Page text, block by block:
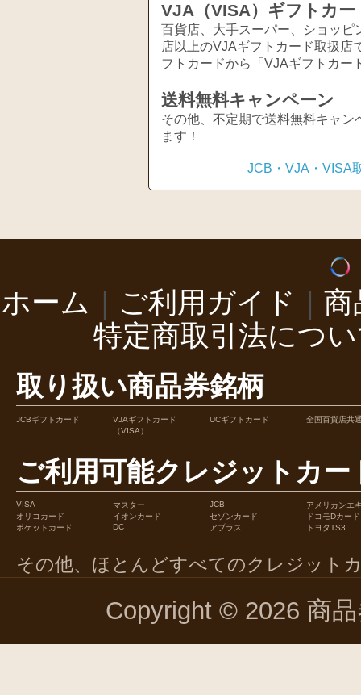
VJA（VISA）ギフトカー
百貨店、大手スーパー、ショッ
店以上のVJAギフトカード取扱店
フトカードから「VJAギフトカー
送料無料キャンペーン
その他、不定期で送料無料キャ
ます！
JCB・VJA・VISA
ホーム ご利用ガイド
商
特定商取引法につ
取り扱い商品券銘柄
JCBギフトカード
VJAギフトカード
（VISA）
UCギフトカード 全国百貨店共
ご利用可能クレジットカー
VISA マスター JCB
アメリカンエ
オリコカード
イオンカード セゾンカード
ドコモDカード
ポケットカード
DC アプラス トヨタTS3
その他、ほとんどすべてのクレジット
Copyright © 2026 商